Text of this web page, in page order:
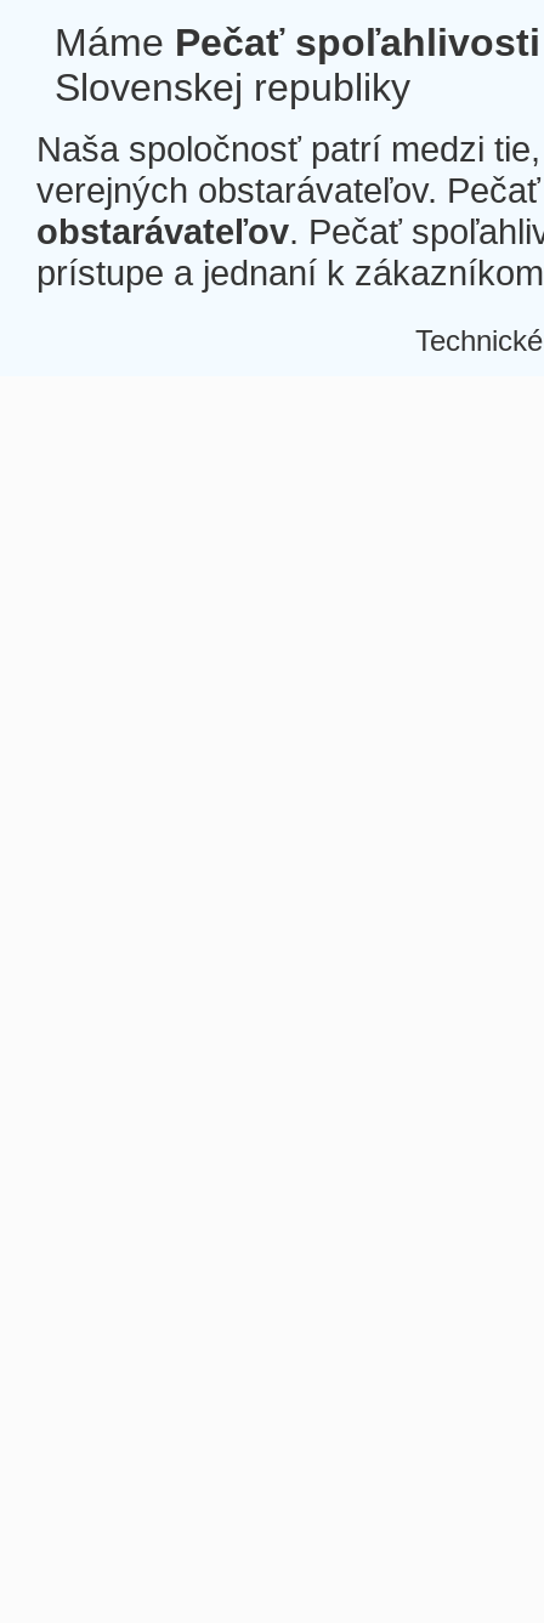
Máme Pečať spoľahlivosti
Slovenskej republiky
Naša spoločnosť patrí medzi
verejných obstarávateľov.
obstarávateľov. Pečať
prístupe a jednaní k